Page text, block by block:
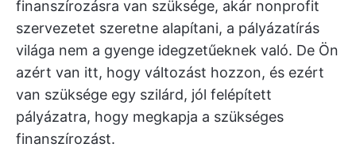
finanszírozásra van szüksége, akár nonprofit
szervezetet szeretne alapítani, a pályázatírás
világa nem a gyenge idegzetűeknek való. De Ön
azért van itt, hogy változást hozzon, és ezért
van szüksége egy szilárd, jól felépített
pályázatra, hogy megkapja a szükséges
finanszírozást.